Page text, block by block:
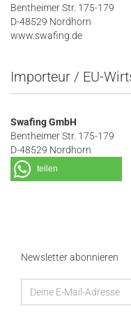
Bentheimer Str. 175-179
D-48529 Nordhorn
www.swafing.de
Importeur / EU-
Swafing GmbH
Bentheimer Str. 175-179
D-48529 Nordhorn
teilen
Newsletter abonnieren